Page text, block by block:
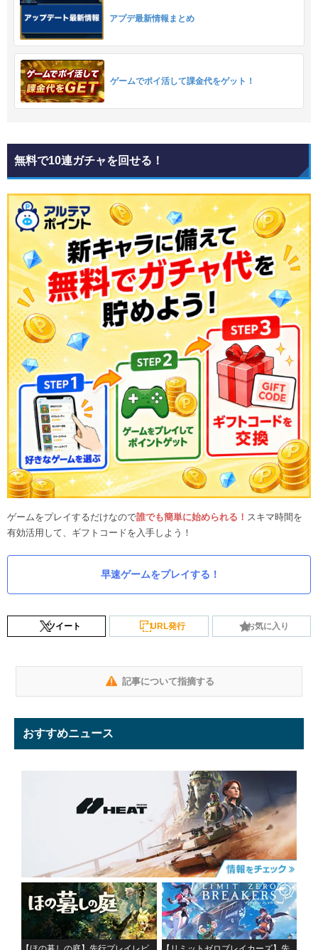
アプデ最新情報まとめ
ゲームでポイ活して課金代をゲット！
無料で10連ガチャを回せる！
ゲームをプレイするだけなので誰でも簡単に始められる！ スキマ時間を
有効活用して、ギフトコードを入手しよう！
早速ゲームをプレイする！
ツイート URL発行 お気に入り
記事について指摘する
おすすめニュース